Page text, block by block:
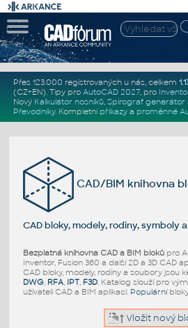
Přes 123.000 registrovaných u nás, celkem
(CZ+EN). Tipy pro AutoCAD 2027, pro
Nový Kalkulátor nosníků, Spirograf generátor
Převodníky. Kompletní příkazya proměnné
CAD/BIM knihovna
CAD bloky, modely, rodiny, symboly
Bezplatná knihovna CAD a BIM blokůpro
Inventor, Fusion 360 a další 2D a 3D CAD
CAD bloky, modely, rodiny a soubory jsou
DWG, RFA, IPT, F3D. Katalog slouží pro
uživateli CAD a BIM aplikací. Populární
Vložit nový